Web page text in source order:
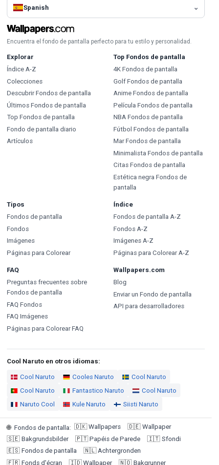
Spanish
Encuentra el fondo de pantalla perfecto para tu estilo y personalidad.
Explorar
Índice A-Z
Colecciones
Descubrir Fondos de pantalla
Últimos Fondos de pantalla
Top Fondos de pantalla
Fondo de pantalla diario
Artículos
Top Fondos de pantalla
4K Fondos de pantalla
Golf Fondos de pantalla
Anime Fondos de pantalla
Película Fondos de pantalla
NBA Fondos de pantalla
Fútbol Fondos de pantalla
Mar Fondos de pantalla
Minimalista Fondos de pantalla
Citas Fondos de pantalla
Estética negra Fondos de
pantalla
Tipos
Fondos de pantalla
Fondos
Imágenes
Páginas para Colorear
Índice
Fondos de pantalla A-Z
Fondos A-Z
Imágenes A-Z
Páginas para Colorear A-Z
FAQ
Preguntas frecuentes sobre
Fondos de pantalla
FAQ Fondos
FAQ Imágenes
Páginas para Colorear FAQ
Wallpapers.com
Blog
Enviar un Fondo de pantalla
API para desarrolladores
Cool Naruto en otros idiomas:
Cool Naruto Cooles Naruto
Cool Naruto
Cool Naruto
Fantastico Naruto
Cool Naruto
Naruto Cool
Kule Naruto Siisti Naruto
🌐 Fondos de pantalla: 🇩🇰 Wallpapers 🇩🇪 Wallpaper
🇸🇪 Bakgrundsbilder 🇵🇹 Papéis de Parede 🇮🇹 Sfondi
🇪🇸 Fondos de pantalla 🇳🇱 Achtergronden
🇫🇷 Fonds d'écran 🇮🇩 Wallpaper 🇳🇴 Bakgrunner